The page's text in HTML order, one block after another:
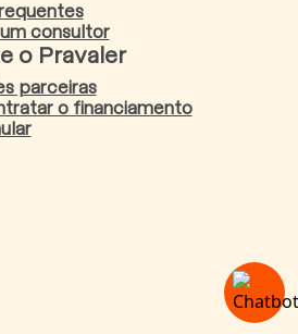
consultor
o Pravaler
parceiras
o financiamento